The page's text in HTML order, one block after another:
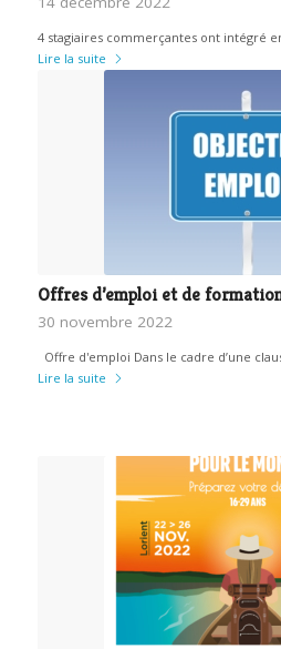
4 stagiaires commerçantes ont intégré
Lire la suite
Offres d’emploi et de
30 novembre 2022
Offre d'emploi Dans le cadre d’une
Lire la suite